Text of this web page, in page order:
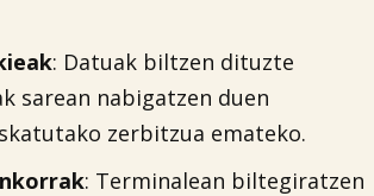
: Datuak biltzen dituzte
sarean nabigatzen duen
zerbitzua emateko.
: Terminalean biltegiratzen